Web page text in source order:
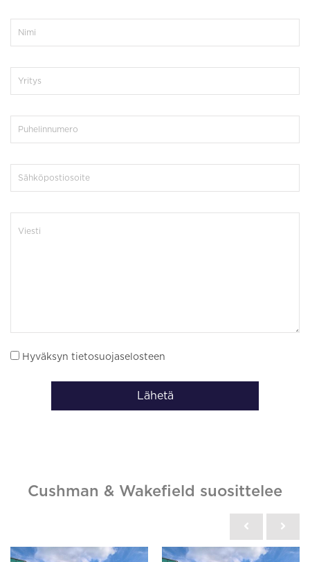
Hyväksyn tietosuojaselosteen
Lähetä
Cushman & Wakefield suosittelee